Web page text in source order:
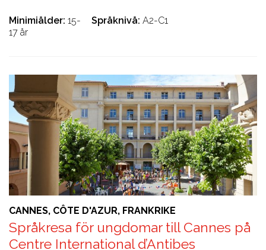
Minimiålder 15-
17 år
Språknivå A2-C1
CANNES, CÔTE D'AZUR, FRANKRIKE
Språkresa för ungdomar till Cannes på
Centre International d’Antibes